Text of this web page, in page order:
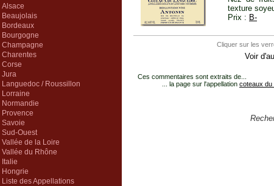
Alsace
Beaujolais
Bordeaux
Bourgogne
Champagne
Charentes
Corse
Jura
Languedoc / Roussillon
Lorraine
Normandie
Provence
Savoie
Sud-Ouest
Vallée de la Loire
Vallée du Rhône
Italie
Hongrie
Liste des Appellations
texture
Prix : B-
Cliquer sur les
Voir
Ces commentaires sont extraits de...
... la page sur l'appellation coteaux du